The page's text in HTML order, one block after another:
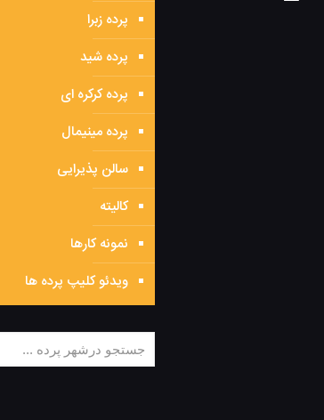
پرده زبرا
پرده شید
پرده کرکره ای
پرده مینیمال
سالن پذیرایی
کالیته
نمونه کارها
ویدئو کلیپ پرده ها
جستجو